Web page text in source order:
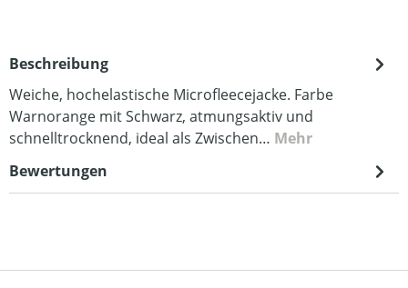
Beschreibung
Weiche, hochelastische Microfleecejacke. Farbe
Warnorange mit Schwarz, atmungsaktiv und
schnelltrocknend, ideal als Zwischen… Mehr
Bewertungen